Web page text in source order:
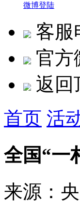
微博登陆
客服
官方
返回
首页 活
全国“一
来源：